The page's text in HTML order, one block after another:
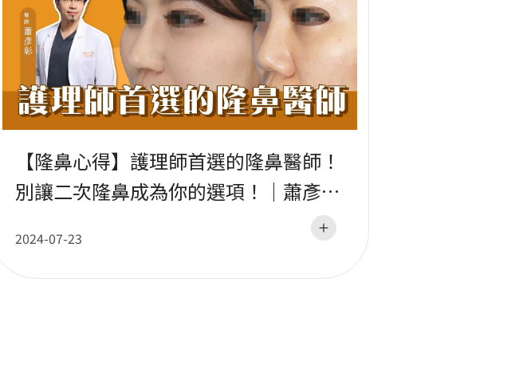
【隆鼻心得】護理師首選的隆鼻醫師！
別讓二次隆鼻成為你的選項！｜蕭彥彰
2024-07-23